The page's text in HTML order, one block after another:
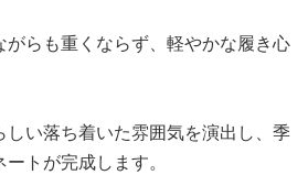
がらも重くならず、軽やかな履き心
い落ち着いた雰囲気を演出し、季
トが完成します。